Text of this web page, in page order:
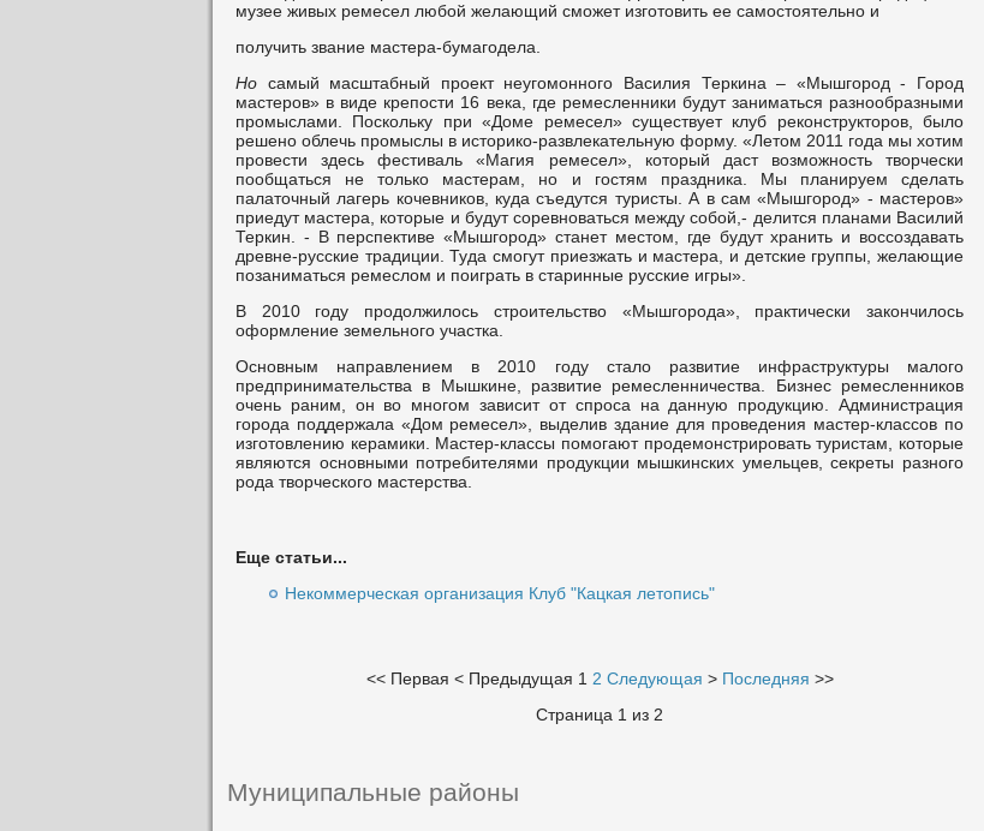
музее живых ремесел любой желающий сможет изготовить ее самостоятельно и
получить звание мастера-бумагодела.
Но самый масштабный проект неугомонного Василия Теркина – «Мышгород - Город
мастеров» в виде крепости 16 века, где ремесленники будут заниматься разнообразными
промыслами. Поскольку при «Доме ремесел» существует клуб реконструкторов, было
решено облечь промыслы в историко-развлекательную форму. «Летом 2011 года мы хотим
провести здесь фестиваль «Магия ремесел», который даст возможность творчески
пообщаться не только мастерам, но и гостям праздника. Мы планируем сделать
палаточный лагерь кочевников, куда съедутся туристы. А в сам «Мышгород» - мастеров»
приедут мастера, которые и будут соревноваться между собой,- делится планами Василий
Теркин. - В перспективе «Мышгород» станет местом, где будут хранить и воссоздавать
древне-русские традиции. Туда смогут приезжать и мастера, и детские группы, желающие
позаниматься ремеслом и поиграть в старинные русские игры».
В 2010 году продолжилось строительство «Мышгорода», практически закончилось
оформление земельного участка.
Основным направлением в 2010 году стало развитие инфраструктуры малого
предпринимательства в Мышкине, развитие ремесленничества. Бизнес ремесленников
очень раним, он во многом зависит от спроса на данную продукцию. Администрация
города поддержала «Дом ремесел», выделив здание для проведения мастер-классов по
изготовлению керамики. Мастер-классы помогают продемонстрировать туристам, которые
являются основными потребителями продукции мышкинских умельцев, секреты разного
рода творческого мастерства.
Еще статьи...
Некоммерческая организация Клуб "Кацкая летопись"
<< Первая < Предыдущая 1 2 Следующая > Последняя >>
Страница 1 из 2
Муниципальные районы